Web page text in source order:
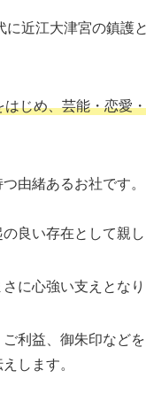
に近江大津宮の鎮護
じめ、芸能・恋愛
由緒あるお社です。
良い存在として親し
に心強い支えとなり
利益、御朱印などを
します。